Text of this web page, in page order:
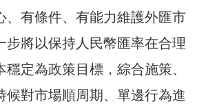
、有條件、有能力維護外匯市
步將以保持人民幣匯率在合理
定為政策目標，綜合施策、
候對市場順周期、單邊行為進